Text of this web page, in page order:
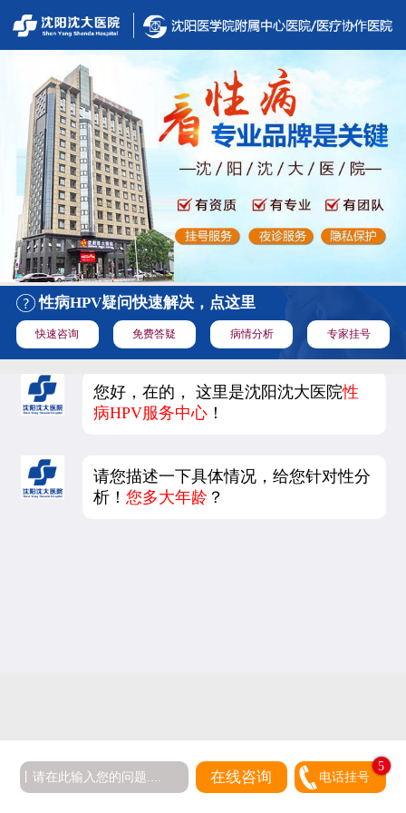
性病HPV疑问快速解决，点这里
快速咨询 免费答疑 病情分析 专家挂号
您好，在的， 这里是沈阳沈大医院性
病HPV服务中心 ！
请您描述一下具体情况，给您针对性分
析！您多大年龄 ？
在线咨询 电话挂号
5